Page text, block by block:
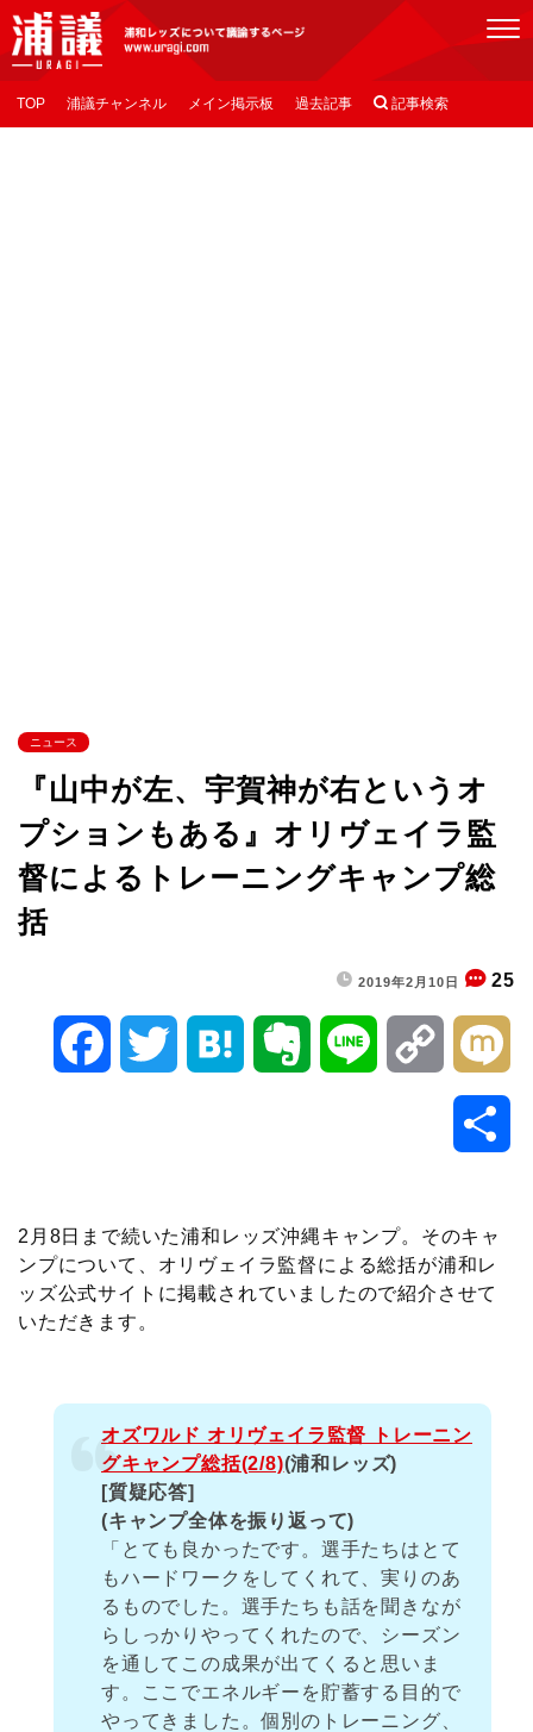
[浦議]浦和レッズについて議論するページ
TOP 浦議チャンネル メイン掲示板 過去記事  記事検索
ニュース
『山中が左、宇賀神が右というオ
プションもある』オリヴェイラ監
督によるトレーニングキャンプ総
括
2019年2月10日 25
b
o
k
t n n
e
o
L
k
2月8日まで続いた浦和レッズ沖縄キャンプ。そのキャ
ンプについて、オリヴェイラ監督による総括が浦和レ
ッズ公式サイトに掲載されていましたので紹介させて
いただきます。
オズワルド オリヴェイラ監督 トレーニン
グキャンプ総括(2/8)(浦和レッズ)
[質疑応答]
(キャンプ全体を振り返って)
「とても良かったです。選手たちはとて
もハードワークをしてくれて、実りのあ
るものでした。選手たちも話を聞きなが
らしっかりやってくれたので、シーズン
を通してこの成果が出てくると思いま
す。ここでエネルギーを貯蓄する目的で
やってきました。個別のトレーニング、